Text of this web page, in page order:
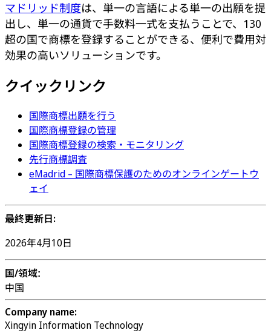
マドリッド制度は、単一の言語による単一の出願を提
出し、単一の通貨で手数料一式を支払うことで、130
超の国で商標を登録することができる、便利で費用対
効果の高いソリューションです。
クイックリンク
国際商標出願を行う
国際商標登録の管理
国際商標登録の検索・モニタリング
先行商標調査
eMadrid – 国際商標保護のためのオンラインゲートウ
ェイ
最終更新日:
2026年4月10日
国/領域:
中国
Company name:
Xingyin Information Technology